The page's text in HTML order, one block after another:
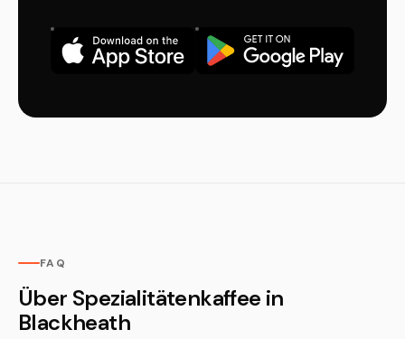
FAQ
Über Spezialitätenkaffee in
Blackheath